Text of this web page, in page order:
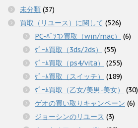
未分類 (37)
買取（リユース）に関して (526)
PC-ﾊﾟｿｺﾝ買取（win/mac）
(6)
ｹﾞｰﾑ買取（3ds/2ds）
(55)
ｹﾞｰﾑ買取（ps4/vita）
(255)
ｹﾞｰﾑ買取（スイッチ）
(189)
ｹﾞｰﾑ買取（乙女/美男-美女）
(30)
ゲオの買い取りキャンペーン (6)
ジョーシンのリユース (3)